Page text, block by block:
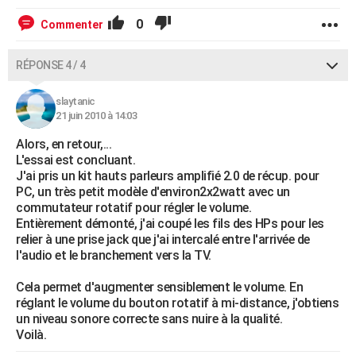
Commenter 0
RÉPONSE 4 / 4
slaytanic
21 juin 2010 à 14:03
Alors, en retour,...
L'essai est concluant.
J'ai pris un kit hauts parleurs amplifié 2.0 de récup. pour
PC, un très petit modèle d'environ2x2watt avec un
commutateur rotatif pour régler le volume.
Entièrement démonté, j'ai coupé les fils des HPs pour les
relier à une prise jack que j'ai intercalé entre l'arrivée de
l'audio et le branchement vers la TV.
Cela permet d'augmenter sensiblement le volume. En
réglant le volume du bouton rotatif à mi-distance, j'obtiens
un niveau sonore correcte sans nuire à la qualité.
Voilà.